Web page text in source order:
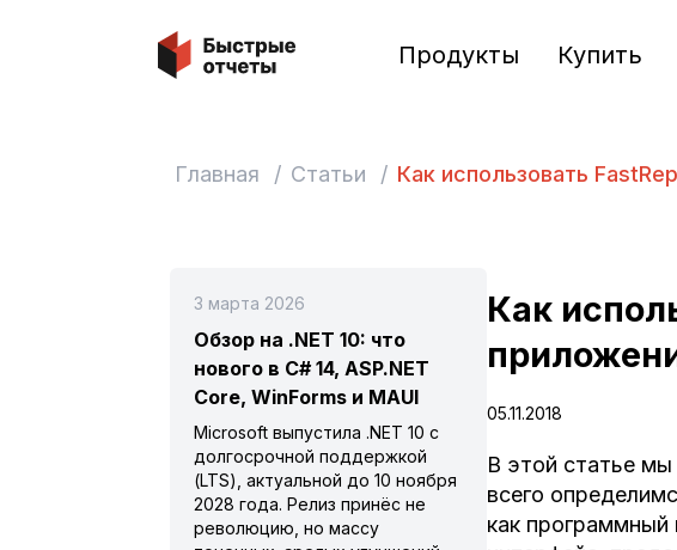
Быстрые отчеты Продукты Купить
Главная / Статьи / Как использовать
Как
05.11.2018
В этой статье
всего
как
3 марта 2026
Обзор на .NET 10: что
нового в C# 14, ASP.NET
Core, WinForms и MAUI
Microsoft выпустила .NET 10 с
долгосрочной поддержкой
(LTS), актуальной до 10 ноября
2028 года. Релиз принёс не
революцию, но массу